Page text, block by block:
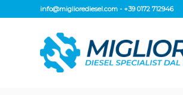
info@migliorediesel.com - +39 0172 712946